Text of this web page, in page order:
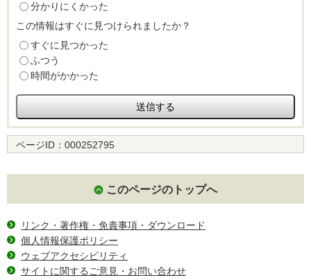
分かりにくかった
この情報はすぐに見つけられましたか？
すぐに見つかった
ふつう
時間がかかった
ページID： 000252795
このページのトップへ
リンク・著作権・免責事項・ダウンロード
個人情報保護ポリシー
ウェブアクセシビリティ
サイトに関するご意見・お問い合わせ